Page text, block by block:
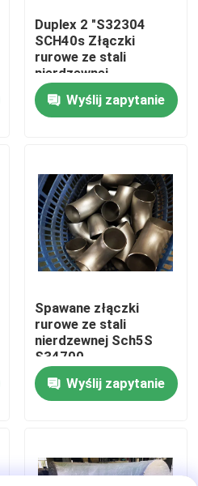
Duplex 2 "S32304
SCH40s Złączki
rurowe ze stali
nierdzewnej
Wyślij zapytanie
Spawane złączki
rurowe ze stali
nierdzewnej Sch5S
S34700
Wyślij zapytanie